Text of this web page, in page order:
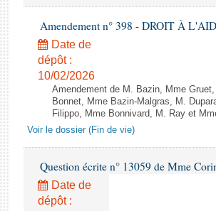
Amendement n° 398 - DROIT À
Date de
dépôt :
10/02/2026
Amendement de M. Bazin, Mme
Bonnet, Mme Bazin-Malgras, M.
Filippo, Mme Bonnivard, M. Ray et
Voir le dossier (Fin de vie)
Question écrite n° 13059 de Mme
Date de
dépôt :